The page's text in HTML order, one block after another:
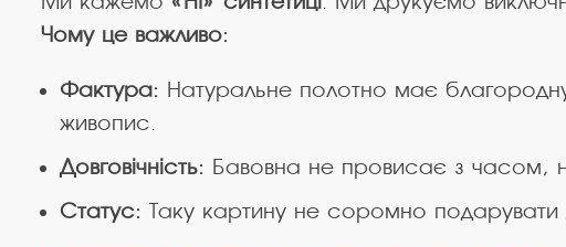
Чому це важливо:
Фактура:
Натуральне полотно має
живопис.
Довговічність: Бавовна не провисає з часом,
Статус: Таку картину не соромно подарувати